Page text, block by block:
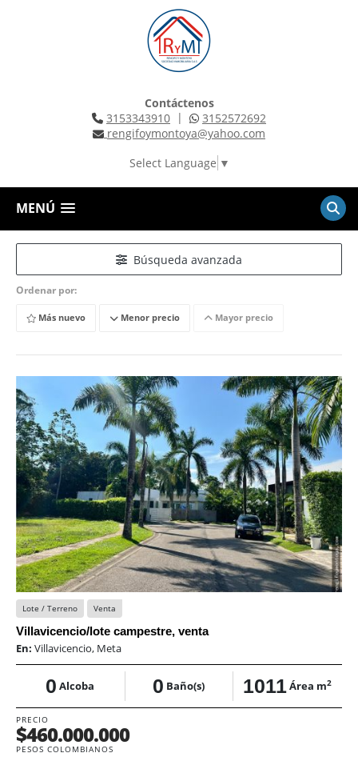
Contáctenos
3153343910 |
3152572692
rengifoymontoya@yahoo.com
Select Language ▼
MENÚ
Búsqueda avanzada
Ordenar por:
Más nuevo Menor precio Mayor precio
Lote / Terreno Venta
Villavicencio/lote campestre, venta
En: Villavicencio, Meta
0 Alcoba 0 Baño(s) 1011Área m2
PRECIO
$460.000.000
PESOS COLOMBIANOS